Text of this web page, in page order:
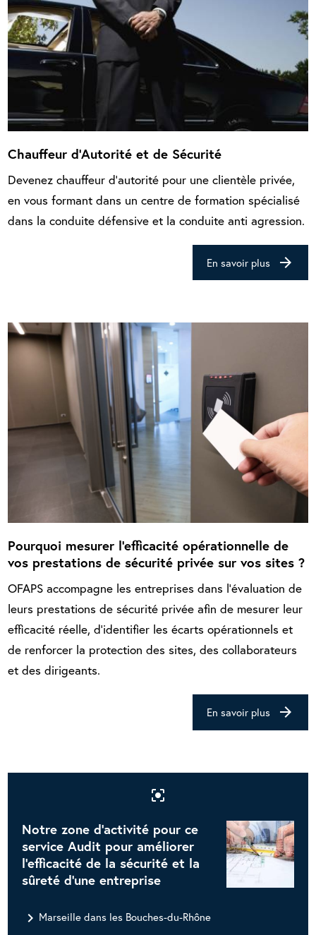
Chauffeur d'Autorité et de Sécurité
Devenez chauffeur d’autorité pour une clientèle privée,
en vous formant dans un centre de formation spécialisé
dans la conduite défensive et la conduite anti agression.
En savoir plus arrow_forward
Pourquoi mesurer l’efficacité opérationnelle de
vos prestations de sécurité privée sur vos sites ?
OFAPS accompagne les entreprises dans l’évaluation de
leurs prestations de sécurité privée afin de mesurer leur
efficacité réelle, d’identifier les écarts opérationnels et
de renforcer la protection des sites, des collaborateurs
et des dirigeants.
En savoir plus arrow_forward
center_focus_strong
Notre zone d'activité pour ce
service Audit pour améliorer
l'efficacité de la sécurité et la
sûreté d'une entreprise
navigate_next Marseille dans les Bouches-du-Rhône